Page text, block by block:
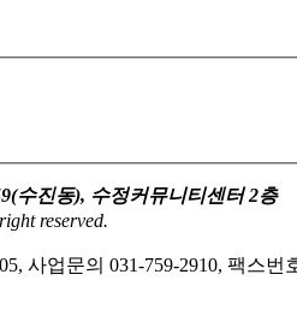
수진동), 수정커뮤니티센터 2층
reserved.